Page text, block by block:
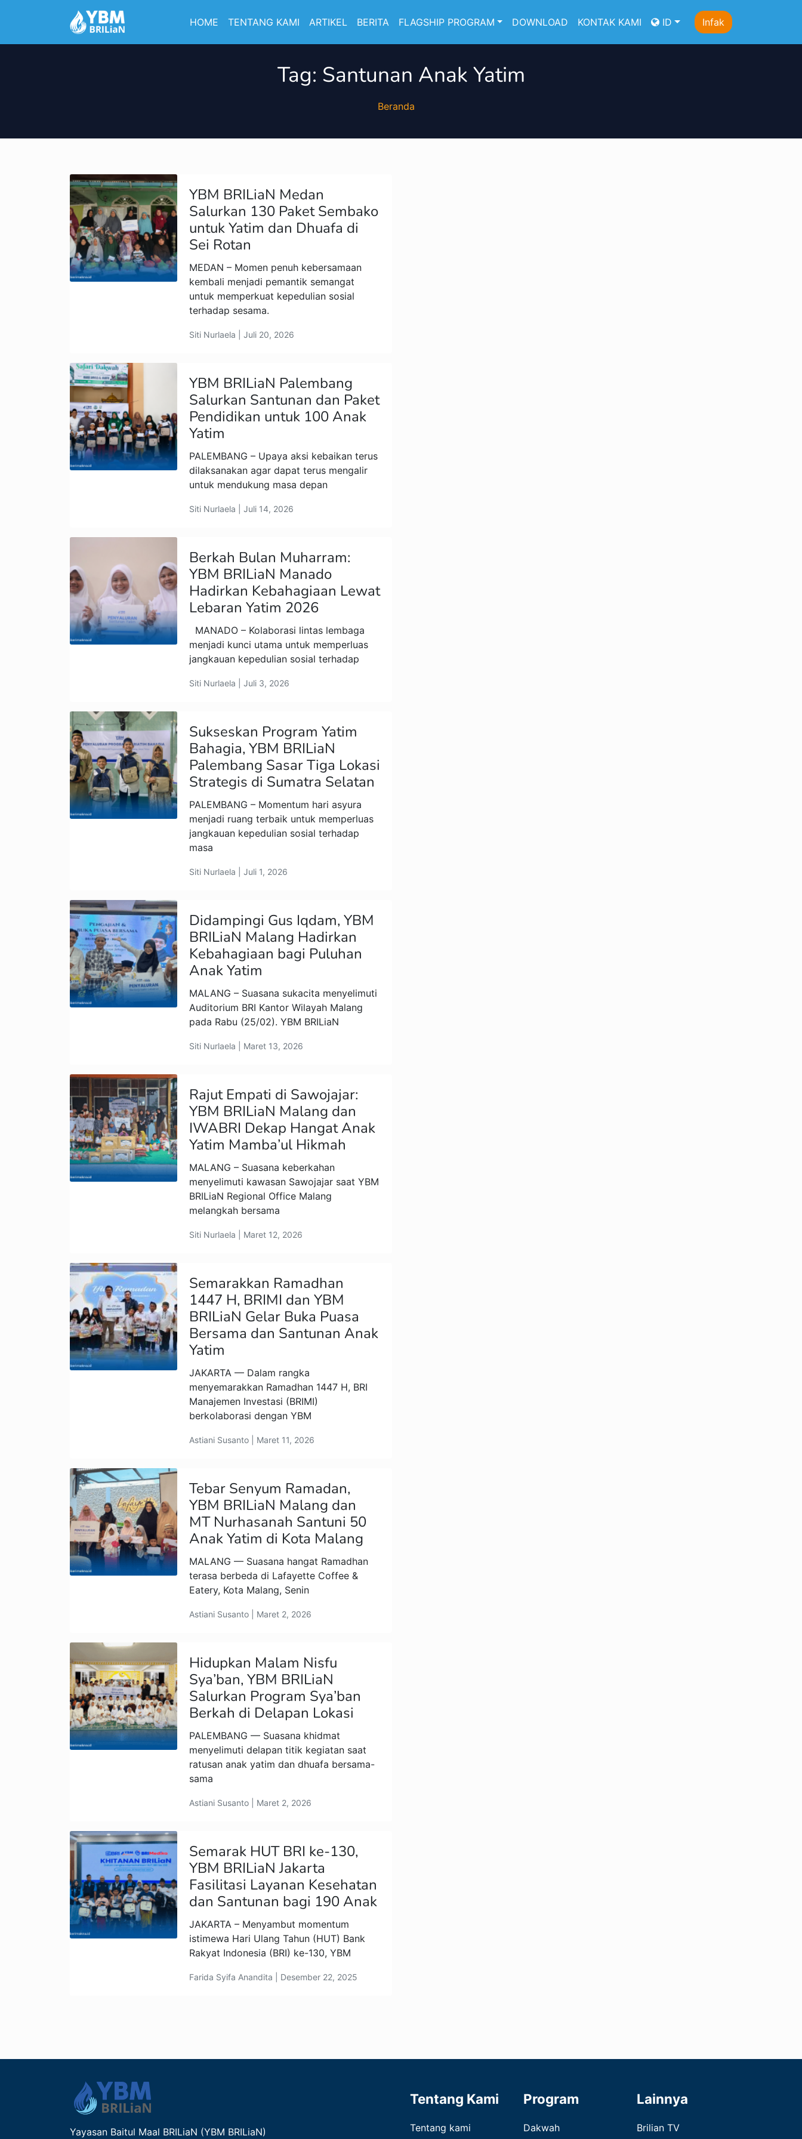
HOME TENTANG KAMI ARTIKEL BERITA FLAGSHIP PROGRAM DOWNLOAD KONTAK KAMI ID Infak
Tag: Santunan Anak Yatim
Beranda
YBM BRILiaN Medan
Salurkan 130 Paket Sembako
untuk Yatim dan Dhuafa di
Sei Rotan
MEDAN – Momen penuh kebersamaan
kembali menjadi pemantik semangat
untuk memperkuat kepedulian sosial
terhadap sesama.
Siti Nurlaela | Juli 20, 2026
YBM BRILiaN Palembang
Salurkan Santunan dan Paket
Pendidikan untuk 100 Anak
Yatim
PALEMBANG – Upaya aksi kebaikan terus
dilaksanakan agar dapat terus mengalir
untuk mendukung masa depan
Siti Nurlaela | Juli 14, 2026
Berkah Bulan Muharram:
YBM BRILiaN Manado
Hadirkan Kebahagiaan Lewat
Lebaran Yatim 2026
MANADO – Kolaborasi lintas lembaga
menjadi kunci utama untuk memperluas
jangkauan kepedulian sosial terhadap
Siti Nurlaela | Juli 3, 2026
Sukseskan Program Yatim
Bahagia, YBM BRILiaN
Palembang Sasar Tiga Lokasi
Strategis di Sumatra Selatan
PALEMBANG – Momentum hari asyura
menjadi ruang terbaik untuk memperluas
jangkauan kepedulian sosial terhadap
masa
Siti Nurlaela | Juli 1, 2026
Didampingi Gus Iqdam, YBM
BRILiaN Malang Hadirkan
Kebahagiaan bagi Puluhan
Anak Yatim
MALANG – Suasana sukacita menyelimuti
Auditorium BRI Kantor Wilayah Malang
pada Rabu (25/02). YBM BRILiaN
Siti Nurlaela | Maret 13, 2026
Rajut Empati di Sawojajar:
YBM BRILiaN Malang dan
IWABRI Dekap Hangat Anak
Yatim Mamba’ul Hikmah
MALANG – Suasana keberkahan
menyelimuti kawasan Sawojajar saat YBM
BRILiaN Regional Office Malang
melangkah bersama
Siti Nurlaela | Maret 12, 2026
Semarakkan Ramadhan
1447 H, BRIMI dan YBM
BRILiaN Gelar Buka Puasa
Bersama dan Santunan Anak
Yatim
JAKARTA — Dalam rangka
menyemarakkan Ramadhan 1447 H, BRI
Manajemen Investasi (BRIMI)
berkolaborasi dengan YBM
Astiani Susanto | Maret 11, 2026
Tebar Senyum Ramadan,
YBM BRILiaN Malang dan
MT Nurhasanah Santuni 50
Anak Yatim di Kota Malang
MALANG — Suasana hangat Ramadhan
terasa berbeda di Lafayette Coffee &
Eatery, Kota Malang, Senin
Astiani Susanto | Maret 2, 2026
Hidupkan Malam Nisfu
Sya’ban, YBM BRILiaN
Salurkan Program Sya’ban
Berkah di Delapan Lokasi
PALEMBANG — Suasana khidmat
menyelimuti delapan titik kegiatan saat
ratusan anak yatim dan dhuafa bersama-
sama
Astiani Susanto | Maret 2, 2026
Semarak HUT BRI ke-130,
YBM BRILiaN Jakarta
Fasilitasi Layanan Kesehatan
dan Santunan bagi 190 Anak
JAKARTA – Menyambut momentum
istimewa Hari Ulang Tahun (HUT) Bank
Rakyat Indonesia (BRI) ke-130, YBM
Farida Syifa Anandita | Desember 22, 2025
Yayasan Baitul Maal BRILiaN (YBM BRILiaN)
Tentang Kami
Tentang kami
Program
Dakwah
Lainnya
Brilian TV